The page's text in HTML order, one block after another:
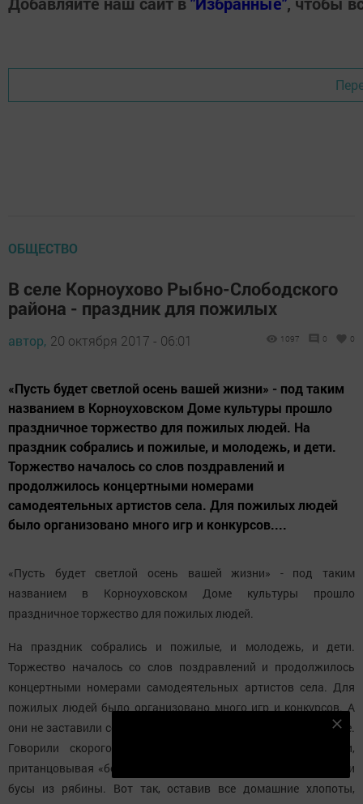
ОБЩЕСТВО
В селе Корноухово Рыбно-Слободского
района - праздник для пожилых
автор, 20 октября 2017 - 06:01 1097 0 0
«Пусть будет светлой осень вашей жизни» - под таким
названием в Корноуховском Доме культуры прошло
праздничное торжество для пожилых людей. На
праздник собрались и пожилые, и молодежь, и дети.
Торжество началось со слов поздравлений и
продолжилось концертными номерами
самодеятельных артистов села. Для пожилых людей
было организовано много игр и конкурсов....
«Пусть будет светлой осень вашей жизни» - под таким
названием в Корноуховском Доме культуры прошло
праздничное торжество для пожилых людей.
На праздник собрались и пожилые, и молодежь, и дети.
Торжество началось со слов поздравлений и продолжилось
концертными номерами самодеятельных артистов села. Для
пожилых людей было организовано много игр и конкурсов. А
они не заставили себя ждать - приняли в них активное участие.
Говорили скороговорки, рисовали с закрытыми глазами,
пританцовывая «боролись» за стульчик, пели песни, собирали
бусы из рябины. Вот так, оставив все домашние хлопоты,